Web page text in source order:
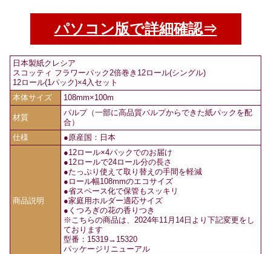
パソコン版で詳細確認⇒
日本製紙クレシア
スコッティ フラワーパック2倍巻き12ロール(シングル)
12ロール(1パック)×4入セット
本体サイズ
108mm×100m
材質
パルプ（一部に高品質パルプからできた紙パックを配
合）
仕様
●原産国：日本
商品説明
●12ロール×4パックでのお届け
●12ロールで24ロール分の長さ
●たっぷり使えて取り替えの手間を軽減
●ロール幅108mmのエコサイズ
●省スペース化で保管もスッキリ
●家庭用ホルダー適応サイズ
●くつろぎの花の香りつき
※こちらの商品は、2024年11月14日より下記変更をし
ております
型番：15319→15320
パッケージリニューアル